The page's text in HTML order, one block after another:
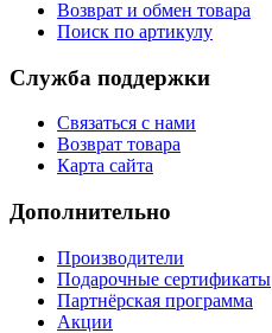
Возврат и обмен товара
Поиск по артикулу
Служба поддержки
Связаться с нами
Возврат товара
Карта сайта
Дополнительно
Производители
Подарочные сертификаты
Партнёрская программа
Акции